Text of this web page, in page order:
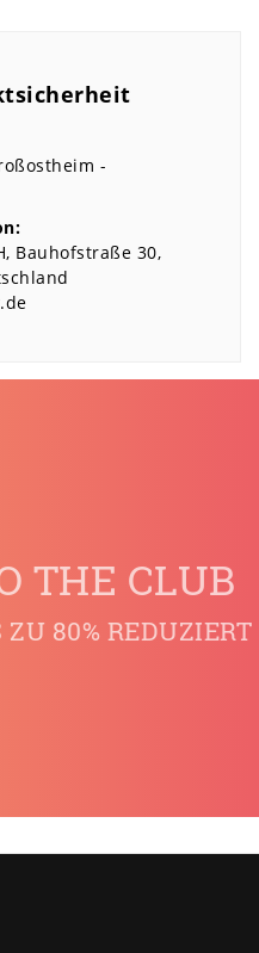
Bauhofstraße 30
THE CLUB
80% REDUZIERT